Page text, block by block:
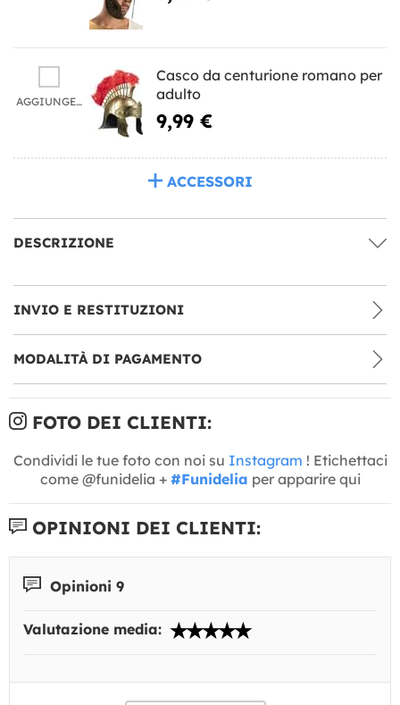
AGGIUNGERE
Casco da centurione romano per
adulto
9,99 €
ACCESSORI
DESCRIZIONE
INVIO E RESTITUZIONI
MODALITÀ DI PAGAMENTO
FOTO DEI CLIENTI:
Condividi le tue foto con noi su Instagram ! Etichettaci
come @funidelia + #Funidelia per apparire qui
OPINIONI DEI CLIENTI:
Opinioni 9
Valutazione media: